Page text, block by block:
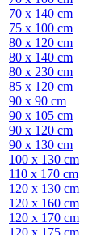
70 x 140 cm
75 x 100 cm
80 x 120 cm
80 x 140 cm
80 x 230 cm
85 x 120 cm
90 x 90 cm
90 x 105 cm
90 x 120 cm
90 x 130 cm
100 x 130 cm
110 x 170 cm
120 x 130 cm
120 x 160 cm
120 x 170 cm
120 x 175 cm